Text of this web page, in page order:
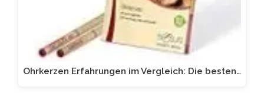
Ohrkerzen Erfahrungen im Vergleich: Die besten…